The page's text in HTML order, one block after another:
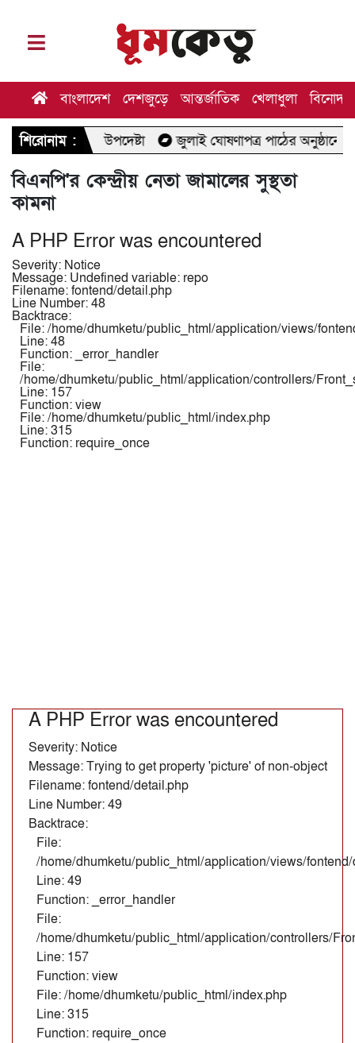
বাংলাদেশ দেশজুড়ে আন্তর্জাতিক খেলাধুলা বিনোদন
শিরোনাম :
উপদেষ্টা জুলাই ঘোষণাপত্র পাঠের অনুষ্ঠানে যাচ্ছেন মির্জা
বিএনপি'র কেন্দ্রীয় নেতা জামালের সুস্থতা
কামনা
A PHP Error was encountered
Severity: Notice
Message: Undefined variable: repo
Filename: fontend/detail.php
Line Number: 48
Backtrace:
File: /home/dhumketu/public_html/application/views/
Line: 48
Function: _error_handler
File:
/home/dhumketu/public_html/application/controllers/
Line: 157
Function: view
File: /home/dhumketu/public_html/index.php
Line: 315
Function: require_once
A PHP Error was encountered
Severity: Notice
Message: Trying to get property 'picture' of non-object
Filename: fontend/detail.php
Line Number: 49
Backtrace:
File:
/home/dhumketu/public_html/application/views/
Line: 49
Function: _error_handler
File:
/home/dhumketu/public_html/application/controllers/
Line: 157
Function: view
File: /home/dhumketu/public_html/index.php
Line: 315
Function: require_once